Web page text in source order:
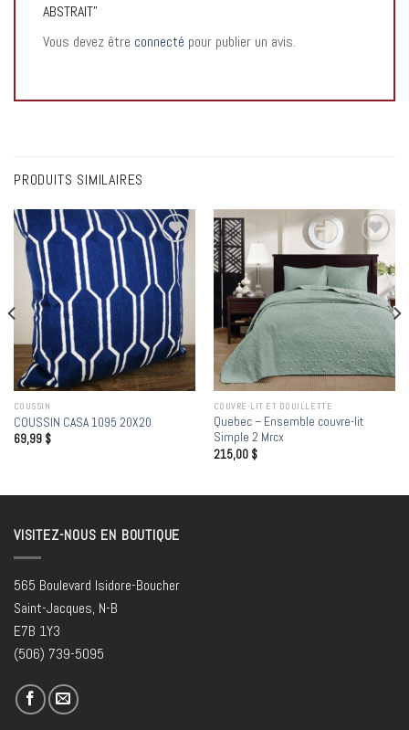
ABSTRAIT”
Vous devez être connecté pour publier un avis.
PRODUITS SIMILAIRES
Add to
wishlist
COUSSIN
COUSSIN CASA 1095 20X20
69,99 $
Add to
wishlist
COUVRE-LIT ET DOUILLETTE
Quebec – Ensemble couvre-lit
Simple 2 Mrcx
215,00 $
VISITEZ-NOUS EN BOUTIQUE
565 Boulevard Isidore-Boucher
Saint-Jacques, N-B
E7B 1Y3
(506) 739-5095